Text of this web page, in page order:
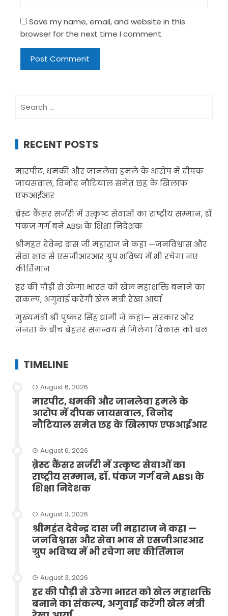
Save my name, email, and website in this
browser for the next time I comment.
for:
RECENT POSTS
मारपीट, धमकी और जानलेवा हमले के आरोप में दीपक
जायसवाल, विनोद नौटियाल समेत छह के खिलाफ
एफआईआर
ब्रेस्ट कैंसर सर्जरी में उत्कृष्ट सेवाओं का राष्ट्रीय सम्मान, डॉ.
पंकज गर्ग बने ABSI के शिक्षा निदेशक
श्रीमहंत देवेन्द्र दास जी महाराज ने कहा —जनविश्वास और
सेवा भाव से एसजीआरआर ग्रुप भविष्य में भी रचेगा नए
कीर्तिमान
हर की पौड़ी से उठेगा भारत को खेल महाशक्ति बनाने का
संकल्प, अगुवाई करेंगी खेल मंत्री रेखा आर्या
मुख्यमंत्री श्री पुष्कर सिंह धामी ने कहा— सरकार और
जनता के बीच बेहतर समन्वय से मिलेगा विकास को बल
TIMELINE
August 6, 2026
मारपीट, धमकी और जानलेवा हमले के
आरोप में दीपक जायसवाल, विनोद
नौटियाल समेत छह के खिलाफ एफआईआर
August 6, 2026
ब्रेस्ट कैंसर सर्जरी में उत्कृष्ट सेवाओं का
राष्ट्रीय सम्मान, डॉ. पंकज गर्ग बने ABSI के
शिक्षा निदेशक
August 3, 2026
श्रीमहंत देवेन्द्र दास जी महाराज ने कहा —
जनविश्वास और सेवा भाव से एसजीआरआर
ग्रुप भविष्य में भी रचेगा नए कीर्तिमान
August 3, 2026
हर की पौड़ी से उठेगा भारत को खेल महाशक्ति
बनाने का संकल्प, अगुवाई करेंगी खेल मंत्री